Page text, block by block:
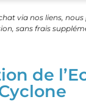
via nos liens,
sans frais
de